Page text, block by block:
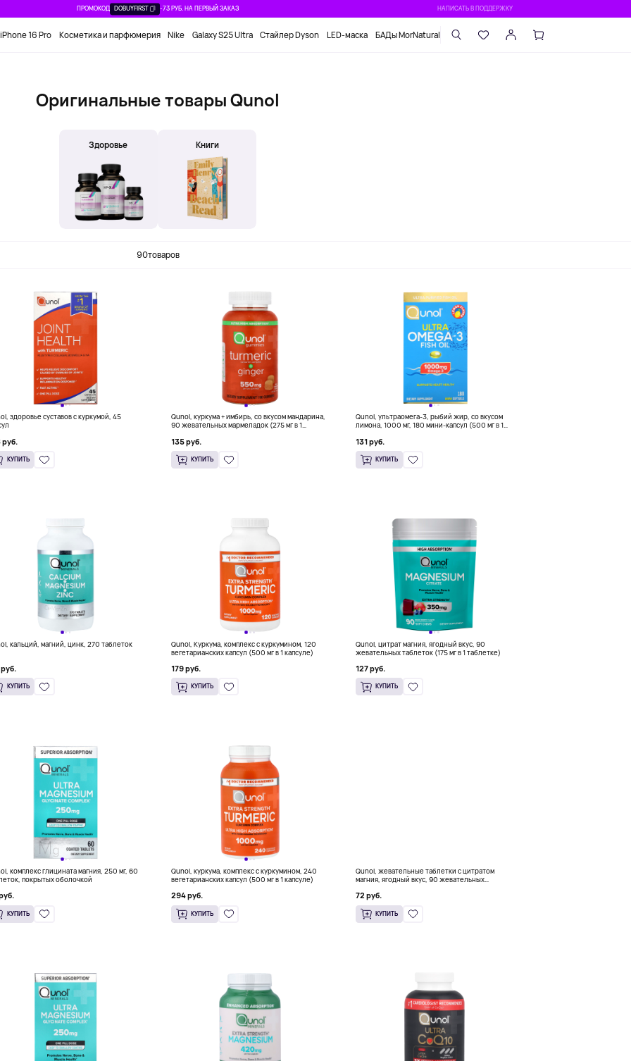
ПРОМОКОД DOBUYFIRST -73 РУБ. НА ПЕРВЫЙ ЗАКАЗ НАПИСАТЬ В ПОДДЕРЖКУ
iPhone 16 Pro Косметика и парфюмерия Nike Galaxy S25 Ultra Стайлер Dyson LED-маска БАДы MorNatural
Оригинальные товары Qunol
Здоровье Книги
90товаров
здоровье суставов с куркумой, 45
руб.
КУПИТЬ
Qunol, куркума + имбирь, со вкусом мандарина,
90 жевательных мармеладок (275 мг в 1
135 руб.
КУПИТЬ
Qunol, ультраомега-3, рыбий жир, со вкусом
лимона, 1000 мг, 180 мини-капсул (500 мг в 1
131 руб.
КУПИТЬ
кальций, магний, цинк, 270 таблеток
руб.
КУПИТЬ
Qunol, Куркума, комплекс с куркумином, 120
вегетарианских капсул (500 мг в 1 капсуле)
179 руб.
КУПИТЬ
Qunol, цитрат магния, ягодный вкус, 90
жевательных таблеток (175 мг в 1 таблетке)
127 руб.
КУПИТЬ
комплекс глицината магния, 250 мг, 60
покрытых оболочкой
КУПИТЬ
Qunol, куркума, комплекс с куркумином, 240
вегетарианских капсул (500 мг в 1 капсуле)
294 руб.
КУПИТЬ
Qunol, жевательные таблетки с цитратом
магния, ягодный вкус, 90 жевательных
72 руб.
КУПИТЬ